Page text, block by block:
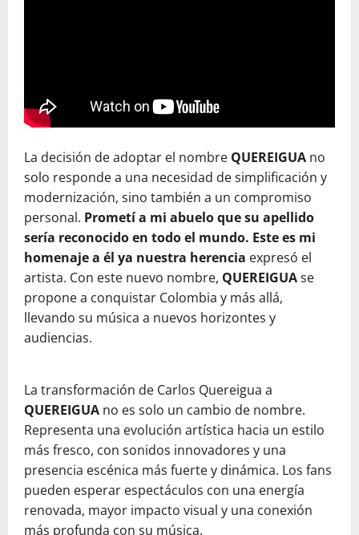
La decisión de adoptar el nombre QUEREIGUA no
solo responde a una necesidad de simplificación y
modernización, sino también a un compromiso
personal. Prometí a mi abuelo que su apellido
sería reconocido en todo el mundo. Este es mi
homenaje a él ya nuestra herencia expresó el
artista. Con este nuevo nombre, QUEREIGUAse
propone a conquistar Colombia y más allá,
llevando su música a nuevos horizontes y
audiencias.
La transformación de Carlos Quereigua a
QUEREIGUA no es solo un cambio de nombre.
Representa una evolución artística hacia un estilo
más fresco, con sonidos innovadores y una
presencia escénica más fuerte y dinámica. Los fans
pueden esperar espectáculos con una energía
renovada, mayor impacto visual y una conexión
más profunda con su música.